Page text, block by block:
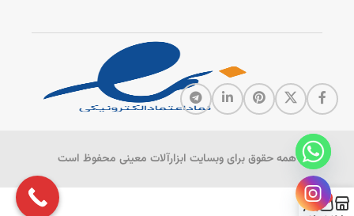
همه حقوق برای وبسایت ابزارآلات معینی محفوظ است
0